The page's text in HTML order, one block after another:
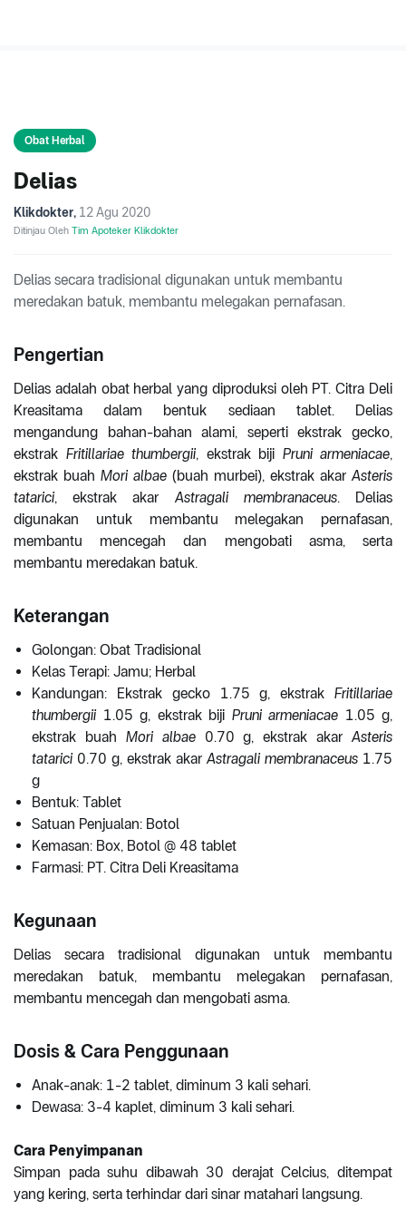
Obat Herbal
Delias
Klikdokter, 12 Agu 2020
Ditinjau Oleh Tim Apoteker Klikdokter
Delias secara tradisional digunakan untuk membantu
meredakan batuk, membantu melegakan pernafasan.
Pengertian
Delias adalah obat herbal yang diproduksi oleh PT. Citra Deli
Kreasitama dalam bentuk sediaan tablet. Delias
mengandung bahan-bahan alami, seperti ekstrak gecko,
ekstrak Fritillariae thumbergii, ekstrak biji Pruni armeniacae,
ekstrak buah Mori albae (buah murbei), ekstrak akar Asteris
tatarici, ekstrak akar Astragali membranaceus. Delias
digunakan untuk membantu melegakan pernafasan,
membantu mencegah dan mengobati asma, serta
membantu meredakan batuk.
Keterangan
Golongan: Obat Tradisional
Kelas Terapi: Jamu; Herbal
Kandungan: Ekstrak gecko 1.75 g, ekstrak Fritillariae
thumbergii 1.05 g, ekstrak biji Pruni armeniacae 1.05 g,
ekstrak buah Mori albae0.70 g, ekstrak akar Asteris
tatarici 0.70 g, ekstrak akar Astragali membranaceus 1.75
g
Bentuk: Tablet
Satuan Penjualan: Botol
Kemasan: Box, Botol @ 48 tablet
Farmasi: PT. Citra Deli Kreasitama
Kegunaan
Delias secara tradisional digunakan untuk membantu
meredakan batuk, membantu melegakan pernafasan,
membantu mencegah dan mengobati asma.
Dosis & Cara Penggunaan
Anak-anak: 1-2 tablet, diminum 3 kali sehari.
Dewasa: 3-4 kaplet, diminum 3 kali sehari.
Cara Penyimpanan
Simpan pada suhu dibawah 30 derajat Celcius, ditempat
yang kering, serta terhindar dari sinar matahari langsung.